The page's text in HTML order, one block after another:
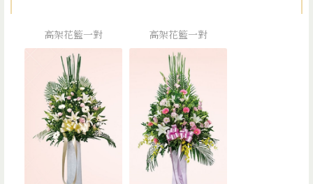
高架花籃一對 高架花籃一對